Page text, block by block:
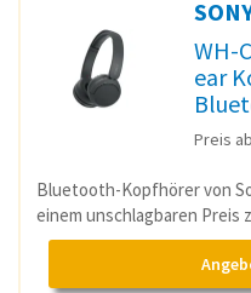
WH-
ear
Preis ab
Bluetooth-Kopfhörer von
einem unschlagbaren Preis